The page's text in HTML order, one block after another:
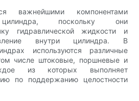
важнейшими компонентами
цилиндра, поскольку они
гидравлической жидкости и
внутри цилиндра. В
используются различные
числе штоковые, поршневые и
из которых выполняет
по поддержанию целостности